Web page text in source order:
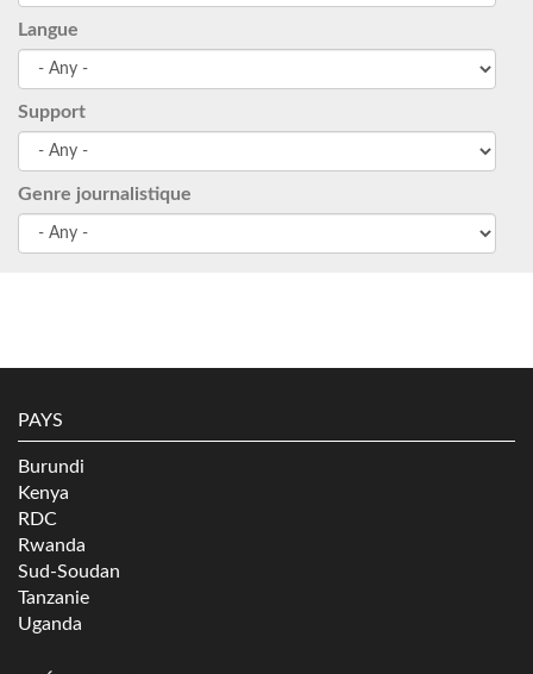
Langue
Support
Genre journalistique
PAYS
Burundi
Kenya
RDC
Rwanda
Sud-Soudan
Tanzanie
Uganda